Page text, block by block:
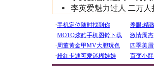
李英爱魅力过人 二万